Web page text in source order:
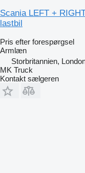
Scania LEFT +
lastbil
Pris efter forespørgsel
Armlæn
Storbritannien,
MK Truck
Kontakt sælgeren